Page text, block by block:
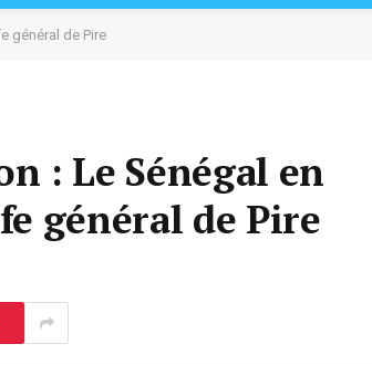
général de Pire
: Le Sénégal en
général de Pire